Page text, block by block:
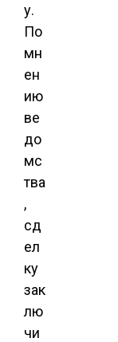
у.
По
мн
ен
ию
ве
до
мс
тва
,
сд
ел
ку
зак
лю
чи